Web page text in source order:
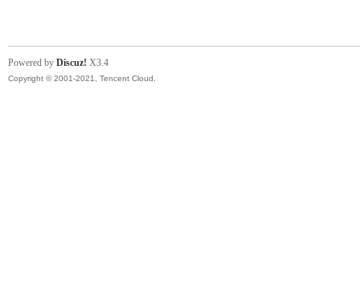
Powered by Discuz! X3.4
Copyright © 2001-2021, Tencent Cloud.